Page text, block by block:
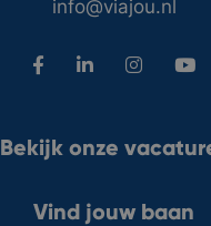
info@viajou.nl
Bekijk onze
Vind jouw baan